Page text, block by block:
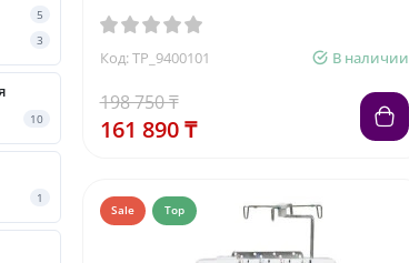
5
3
10
1
Код: TP_9400101 В наличии
198 750 ₸
161 890 ₸
Sale Top